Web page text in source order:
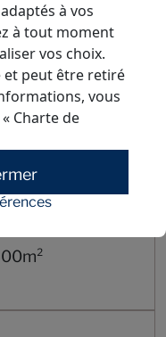
d'usinage
à vos
à tout moment
vos choix.
et peut être retiré
vous
« Charte de